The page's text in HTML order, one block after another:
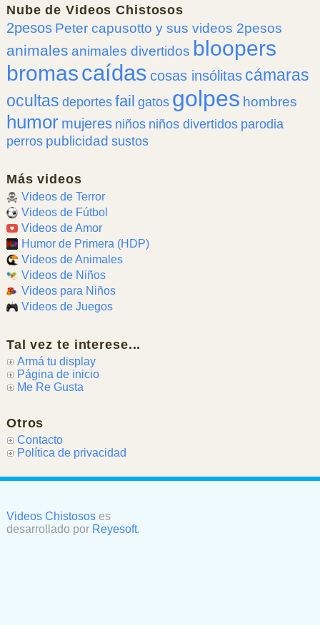
Nube deVideos Chistosos
2pesos Peter capusotto y sus videos 2pesos
animales animales divertidos bloopers
bromascaídas cosas insólitas cámaras
ocultas deportes fail gatos golpes hombres
humor mujeres niños niños divertidos parodia
perros publicidad sustos
Más videos
Videos de Terror
Videos de Fútbol
Videos de Amor
Humor de Primera (HDP)
Videos de Animales
Videos de Niños
Videos para Niños
Videos de Juegos
Tal vez te interese...
Armá tu display
Página de inicio
Me Re Gusta
Otros
Contacto
Política de privacidad
Videos Chistososes
desarrollado por Reyesoft.